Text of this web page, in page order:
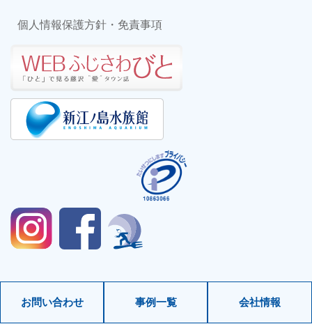
個人情報保護方針・免責事項
お問い合わせ 事例一覧 会社情報